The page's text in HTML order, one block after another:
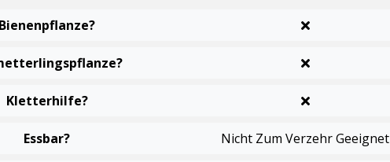
Bienenpflanze?
Kletterhilfe?
Essbar? Nicht Zum Verzehr Geeignet